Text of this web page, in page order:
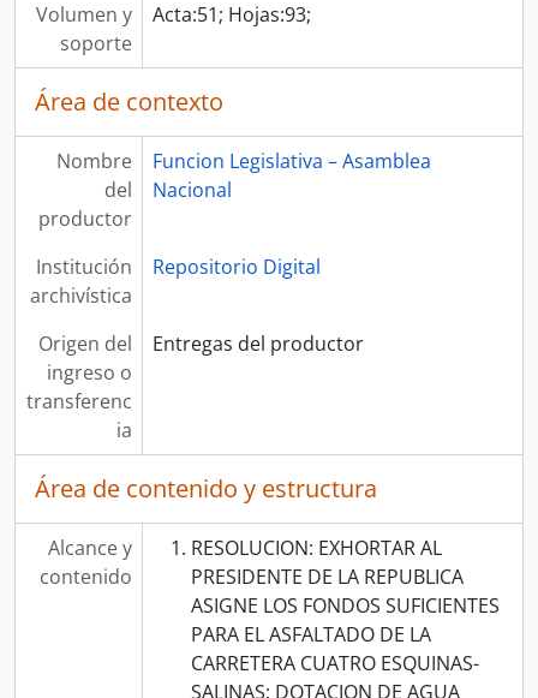
Volumen y
soporte
Acta:51; Hojas:93;
Área de contexto
Nombre
del
productor
Funcion Legislativa – Asamblea
Nacional
Institución
archivística
Repositorio Digital
Origen del
ingreso o
transferenc
ia
Entregas del productor
Área de contenido y estructura
Alcance y
contenido
RESOLUCION: EXHORTAR AL
PRESIDENTE DE LA REPUBLICA
ASIGNE LOS FONDOS SUFICIENTES
PARA EL ASFALTADO DE LA
CARRETERA CUATRO ESQUINAS-
SALINAS; DOTACION DE AGUA